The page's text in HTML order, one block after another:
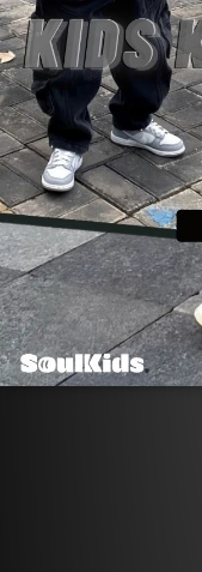
💡 購物前請詳閱：【
💬 商品諮詢與建議